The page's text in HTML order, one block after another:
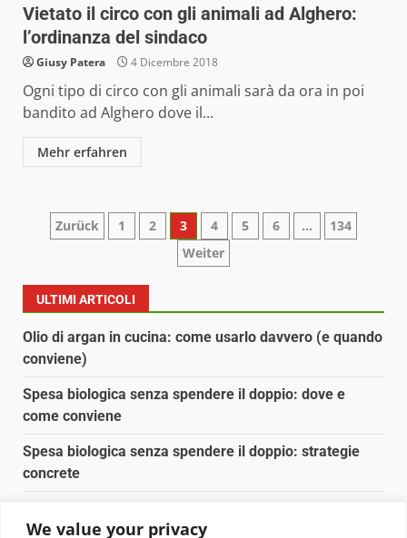
We value your privacy
Vietato il circo con gli animali ad Alghero:
l’ordinanza del sindaco
Giusy Patera 4 Dicembre 2018
Ogni tipo di circo con gli animali sarà da ora in poi
bandito ad Alghero dove il...
Mehr erfahren
Paginazione
articoli
Zurück 1 2 3 4 5 6 …
134
Weiter
ULTIMI ARTICOLI
Olio di argan in cucina: come usarlo davvero (e quando
conviene)
Spesa biologica senza spendere il doppio: dove e
come conviene
Spesa biologica senza spendere il doppio: strategie
concrete